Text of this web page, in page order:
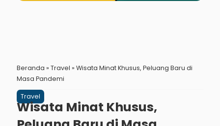
Beranda » Travel » Wisata Minat Khusus, Peluang Baru di
Masa Pandemi
Travel
Wisata Minat Khusus,